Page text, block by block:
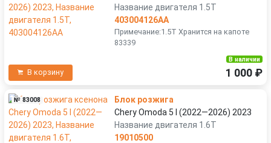
Название двигателя 1.5T
403004126AA
Примечание:1.5T Хранится на капоте
83339
В корзину
В наличии
1 000 ₽
№ 83008
Блок розжига
Chery Omoda 5 I (2022—2026) 2023
Название двигателя 1.6T
19010500